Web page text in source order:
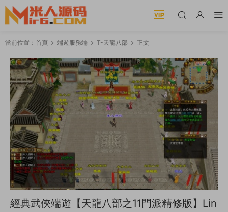
當前位置： 首頁 端遊服務端 T-天龍八部 正文
經典武俠端遊【天龍八部之11門派精修版】Lin